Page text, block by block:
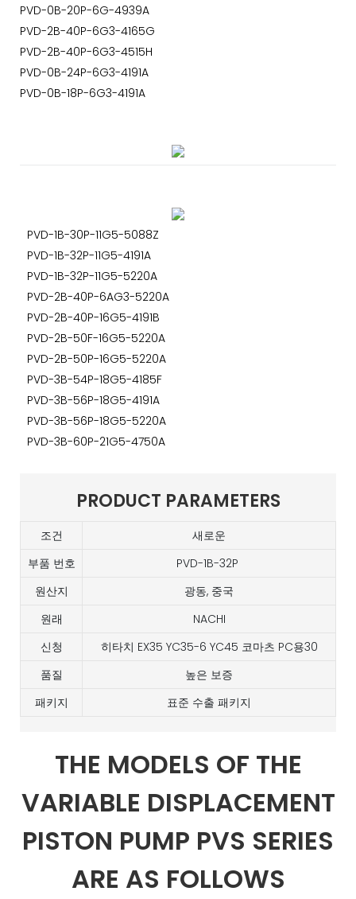
PVD-0B-20P-6G-4939A
PVD-2B-40P-6G3-4165G
PVD-2B-40P-6G3-4515H
PVD-0B-24P-6G3-4191A
PVD-0B-18P-6G3-4191A
PVD-1B-30P-11G5-5088Z
PVD-1B-32P-11G5-4191A
PVD-1B-32P-11G5-5220A
PVD-2B-40P-6AG3-5220A
PVD-2B-40P-16G5-4191B
PVD-2B-50F-16G5-5220A
PVD-2B-50P-16G5-5220A
PVD-3B-54P-18G5-4185F
PVD-3B-56P-18G5-4191A
PVD-3B-56P-18G5-5220A
PVD-3B-60P-21G5-4750A
PRODUCT PARAMETERS
조건
새로운
부품 번호
PVD-1B-32P
원산지
광동, 중국
원래
NACHI
신청
히타치 EX35 YC35-6 YC45 코마츠 PC용30
품질
높은 보증
패키지
표준 수출 패키지
THE MODELS OF THE
VARIABLE DISPLACEMENT
PISTON PUMP PVS SERIES
ARE AS FOLLOWS